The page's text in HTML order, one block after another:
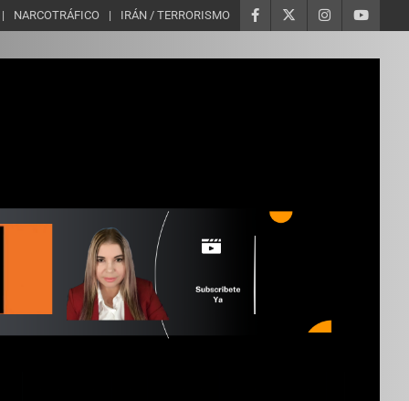
NARCOTRÁFICO IRÁN / TERRORISMO